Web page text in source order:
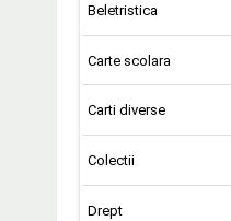
Beletristica
Carte scolara
Carti diverse
Colectii
Drept